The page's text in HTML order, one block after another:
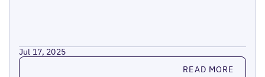
Jul 17, 2025
Read more READ MORE